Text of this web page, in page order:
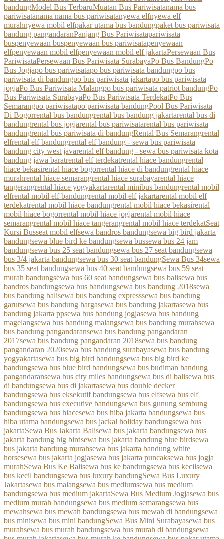
bandungModel Bus TerbaruMuatan Bus Pariwisatanama bus
pariwisatanama nama bus pariwisatanyewa elfnyewa elf
murahnyewa mobil elfpakar utama bus bandungpaket bus pariwisata
bandung pangandaranPanjang Bus Pariwisatapariwisata
buspenyewaan buspenyewaan bus pariwisatapenyewaan
elfpenyewaan mobil elfpenyewaan mobil elf jakartaPersewaan Bus
PariwisataPersewaan Bus Pariwisata SurabayaPo Bus BandungPo
Bus Jogjapo bus pariwisatapo bus pariwisata bandungpo bus
pariwisata di bandungpo bus pariwisata jakartapo bus pariwisata
jogjaPo Bus Pariwisata Malangpo bus pariwisata patriot bandungPo
Bus Pariwisata SurabayaPo Bus Pariwisata TerdekatPo Bus
Semarangpo pariwisatapo pariwisata bandungPool Bus Pariwisata
Di Bogorrental bus bandungrental bus bandung jakartarental bus di
bandungrental bus jogjarental bus pariwisatarental bus pariwisata
bandungrental bus pariwisata di bandungRental Bus Semarangrental
elfrental elf bandungrental elf bandung - sewa bus pariwisata
bandung city west javarental elf bandung - sewa bus pariwisata kota
bandung jawa baratrental elf terdekatrental hiace bandungrental
hiace bekasirental hiace bogorrental hiace di bandungrental hiace
murahrental hiace semarangrental hiace surabayarental hiace
tangerangrental hiace yogyakartarental minibus bandungrental mobil
elfrental mobil elf bandungrental mobil elf jakartarental mobil elf
terdekatrental mobil hiace bandungrental mobil hiace bekasirental
mobil hiace bogorrental mobil hiace jogjarental mobil hiace
semarangrental mobil hiace tangerangrental mobil hiace terdekatSeat
Kursi Busseat mobil elfsewa bandros bandungsewa big bird jakarta
bandungsewa blue bird ke bandungsewa bussewa bus 24 jam
bandungsewa bus 25 seat bandungsewa bus 27 seat bandungsewa
bus 3/4 jakarta bandungsewa bus 30 seat bandungSewa Bus 34sewa
bus 35 seat bandungsewa bus 40 seat bandungsewa bus 59 seat
murah bandungsewa bus 60 seat bandungsewa bus balisewa bus
bandros bandungsewa bus bandungsewa bus bandung 2018sewa
bus bandung balisewa bus bandung expresssewa bus bandung
garutsewa bus bandung hargasewa bus bandung jakartasewa bus
bandung jakarta ppsewa bus bandung jogjasewa bus bandung
magelangsewa bus bandung malangsewa bus bandung murahsewa
bus bandung pangandaransewa bus bandung pangandaran
2017sewa bus bandung pangandaran 2018sewa bus bandung
pangandaran 2020sewa bus bandung surabayasewa bus bandung
yogyakartasewa bus big bird bandungsewa bus big bird ke
bandungsewa bus blue bird bandungsewa bus budiman bandung
pangandaransewa bus city miles bandungsewa bus di balisewa bus
di bandungsewa bus di jakartasewa bus double decker
bandungsewa bus eksekutif bandungsewa bus elfsewa bus elf
bandungsewa bus executive bandungsewa bus gunung sembung
bandungsewa bus hiacesewa bus hiba jakarta bandungsewa bus
hiba utama bandungsewa bus jackal holiday bandungsewa bus
jakartaSewa Bus Jakarta Balisewa bus jakarta bandungsewa bus
jakarta bandung big birdsewa bus jakarta bandung blue birdsewa
bus jakarta bandung murahsewa bus jakarta bandung white
horsesewa bus jakarta jogjasewa bus jakarta puncaksewa bus jogja
murahSewa Bus Ke Balisewa bus ke bandungsewa bus kecilsewa
bus kecil bandungsewa bus luxury bandungSewa Bus Luxury
Jakartasewa bus malangsewa bus mediumsewa bus medium
bandungsewa bus medium jakartaSewa Bus Medium Jogjasewa bus
medium murah bandungsewa bus medium semarangsewa bus
mewahsewa bus mewah bandungsewa bus mewah di bandungsewa
bus minisewa bus mini bandungSewa Bus Mini Surabayasewa bus
murahsewa bus murah bandungsewa bus murah di bandungsewa